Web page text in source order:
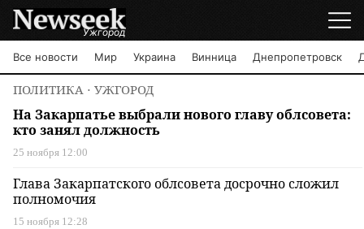
Ужгород
Все новости Мир Украина Винница Днепропетровск
ПОЛИТИКА ⋅ УЖГОРОД
На Закарпатье выбрали нового главу облсовета:
кто занял должность
25 ноября 12:00
Глава Закарпатского облсовета досрочно сложил
полномочия
15 ноября 12:28